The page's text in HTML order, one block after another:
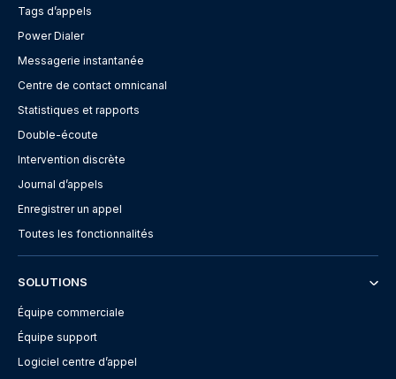
Tags d’appels
Power Dialer
Messagerie instantanée
Centre de contact omnicanal
Statistiques et rapports
Double-écoute
Intervention discrète
Journal d’appels
Enregistrer un appel
Toutes les fonctionnalités
SOLUTIONS
Équipe commerciale
Équipe support
Logiciel centre d’appel